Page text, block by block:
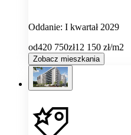
Oddanie: I kwartał 2029
od420 750zł12 150 zł/m2
Zobacz mieszkania